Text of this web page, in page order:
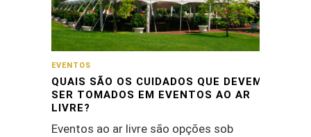
EVENTOS
QUAIS SÃO OS CUIDADOS QUE DEVEM
SER TOMADOS EM EVENTOS AO AR
LIVRE?
Eventos ao ar livre são opções sob